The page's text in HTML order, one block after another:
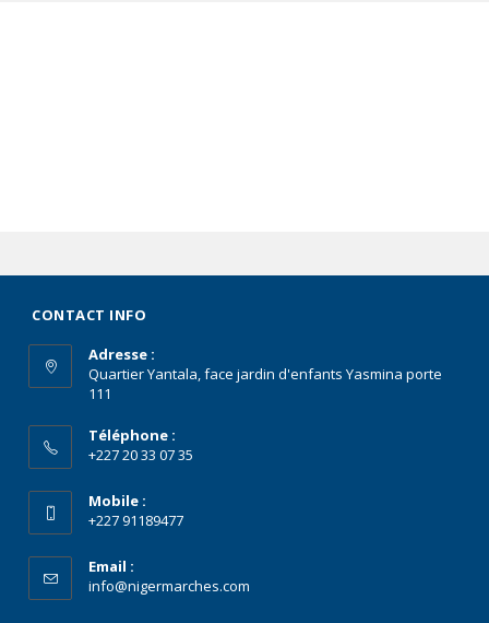
CONTACT INFO
Adresse :
Quartier Yantala, face jardin d'enfants Yasmina porte
111
Téléphone :
+227 20 33 07 35
Mobile :
+227 91189477
Email :
info@nigermarches.com